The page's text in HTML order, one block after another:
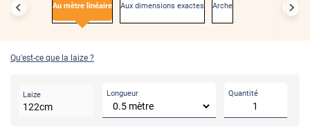
Au mètre linéaire Aux dimensions exactes Arche
Qu'est-ce que la laize ?
Laize
122cm
Longueur Quantité